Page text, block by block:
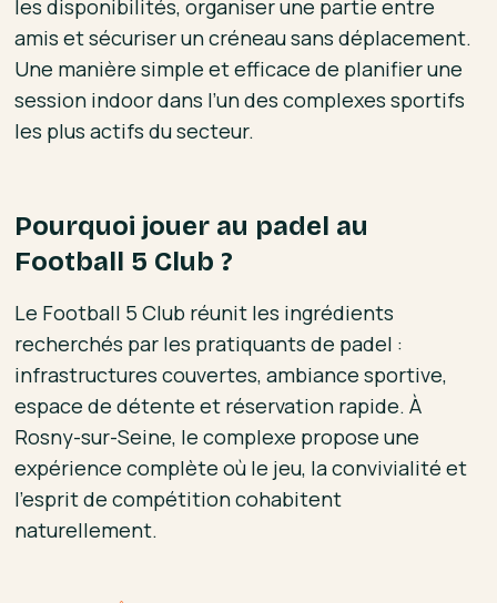
les disponibilités, organiser une partie entre
amis et sécuriser un créneau sans déplacement.
Une manière simple et efficace de planifier une
session indoor dans l’un des complexes sportifs
les plus actifs du secteur.
Pourquoi jouer au padel au
Football 5 Club ?
Le Football 5 Club réunit les ingrédients
recherchés par les pratiquants de padel :
infrastructures couvertes, ambiance sportive,
espace de détente et réservation rapide. À
Rosny-sur-Seine, le complexe propose une
expérience complète où le jeu, la convivialité et
l’esprit de compétition cohabitent
naturellement.